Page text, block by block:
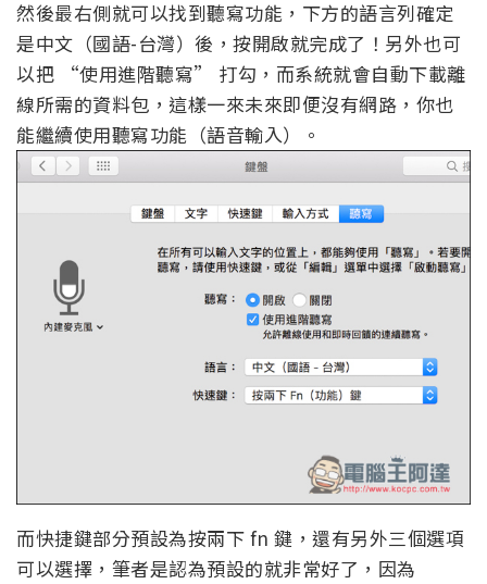
然後最右側就可以找到聽寫功能，下方的語言列確定
是中文（國語-台灣）後，按開啟就完成了！另外也可
以把 “使用進階聽寫” 打勾，而系統就會自動下載離
線所需的資料包，這樣一來未來即便沒有網路，你也
能繼續使用聽寫功能（語音輸入）。
而快捷鍵部分預設為按兩下 fn 鍵，還有另外三個選項
可以選擇，筆者是認為預設的就非常好了，因為